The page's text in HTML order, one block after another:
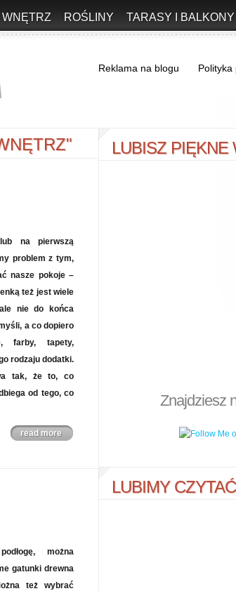
WNĘTRZ ROŚLINY TARASY I BALKONY
Reklama na blogu Polityka
na pierwszą
problem z tym,
nasze pokoje –
też jest wiele
nie do końca
a co dopiero
farby, tapety,
rodzaju dodatki.
tak, że to, co
od tego, co
read more
można
gatunki drewna
też wybrać
LUBISZ PIĘKNE
Znajdziesz
LUBIMY CZYTAĆ